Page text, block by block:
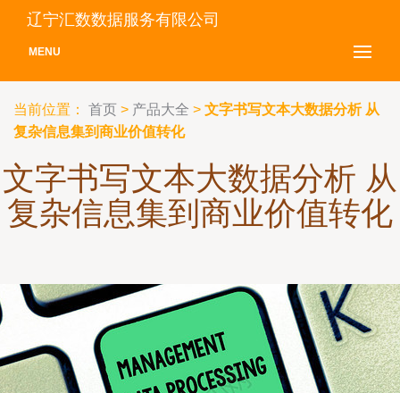
辽宁汇数数据服务有限公司
MENU
当前位置： 首页 > 产品大全 > 文字书写文本大数据分析 从
复杂信息集到商业价值转化
文字书写文本大数据分析 从
复杂信息集到商业价值转化